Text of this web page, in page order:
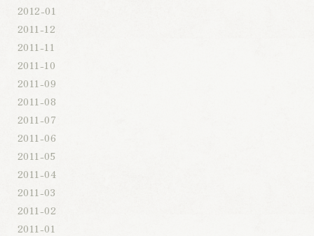
2012-01
2011-12
2011-11
2011-10
2011-09
2011-08
2011-07
2011-06
2011-05
2011-04
2011-03
2011-02
2011-01